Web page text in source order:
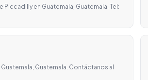
en Guatemala, Guatemala. Tel:
Guatemala. Contáctanos al